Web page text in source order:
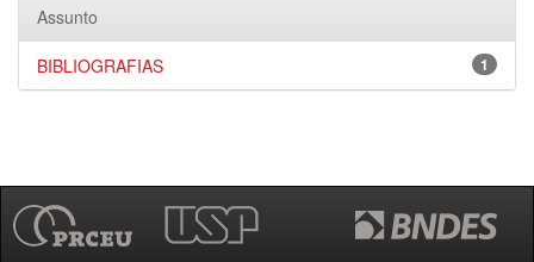
Assunto
1
BIBLIOGRAFIAS